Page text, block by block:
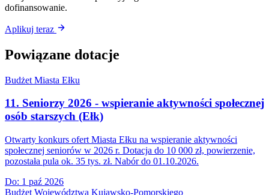
dofinansowanie.
Aplikuj teraz
Powiązane dotacje
Budżet Miasta Ełku
11. Seniorzy 2026 - wspieranie aktywności społecznej
osób starszych (Ełk)
Otwarty konkurs ofert Miasta Ełku na wspieranie aktywności
społecznej seniorów w 2026 r. Dotacja do 10 000 zł, powierzenie,
pozostała pula ok. 35 tys. zł. Nabór do 01.10.2026.
Do: 1 paź 2026
Budżet Województwa Kujawsko-Pomorskiego